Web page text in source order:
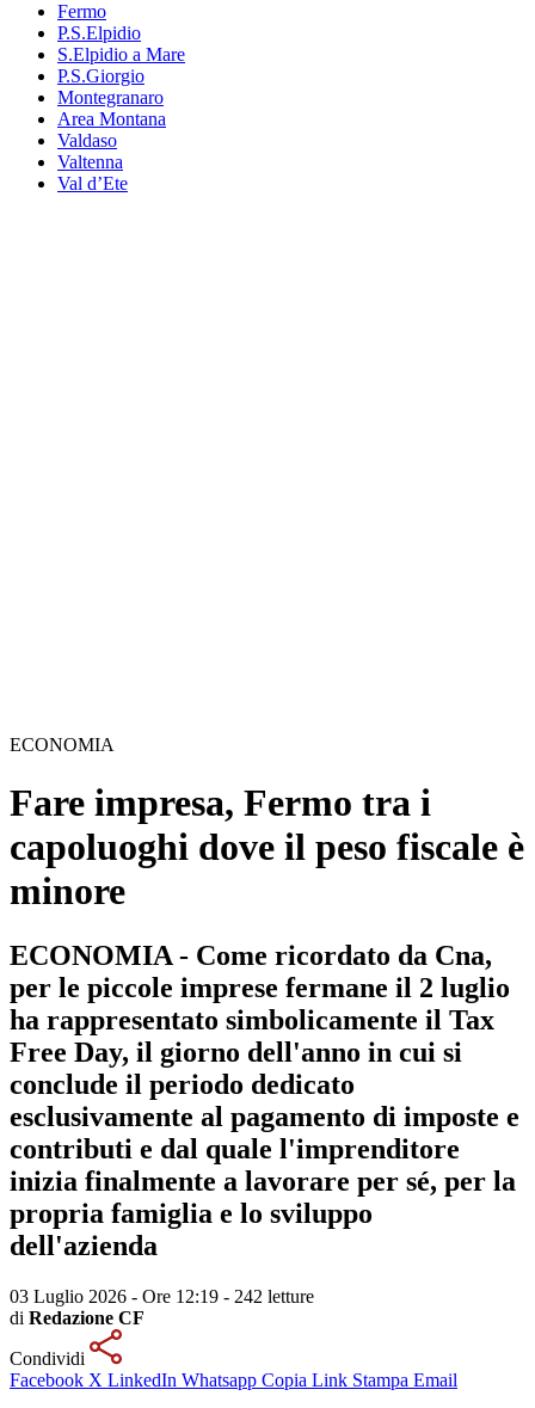
Fermo
P.S.Elpidio
S.Elpidio a Mare
P.S.Giorgio
Montegranaro
Area Montana
Valdaso
Valtenna
Val d’Ete
ECONOMIA
Fare impresa, Fermo tra i
capoluoghi dove il peso fiscale è
minore
ECONOMIA - Come ricordato da Cna,
per le piccole imprese fermane il 2 luglio
ha rappresentato simbolicamente il Tax
Free Day, il giorno dell'anno in cui si
conclude il periodo dedicato
esclusivamente al pagamento di imposte e
contributi e dal quale l'imprenditore
inizia finalmente a lavorare per sé, per la
propria famiglia e lo sviluppo
dell'azienda
03 Luglio 2026 - Ore 12:19 - 242 letture
di Redazione CF
Condividi
Facebook X LinkedIn Whatsapp Copia Link Stampa Email